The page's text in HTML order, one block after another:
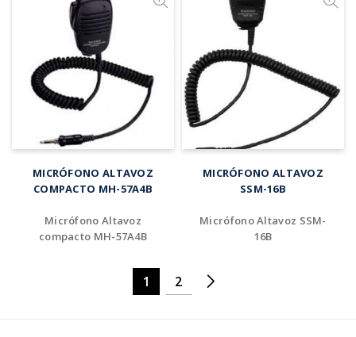
Añadir al cotizador
MICRÓFONO ALTAVOZ
COMPACTO MH-57A4B
Micrófono Altavoz
compacto MH-57A4B
Añadir al cotizador
MICRÓFONO ALTAVOZ
SSM-16B
Micrófono Altavoz SSM-
16B
1 2